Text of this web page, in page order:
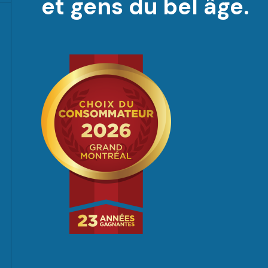
et gens du bel âge.